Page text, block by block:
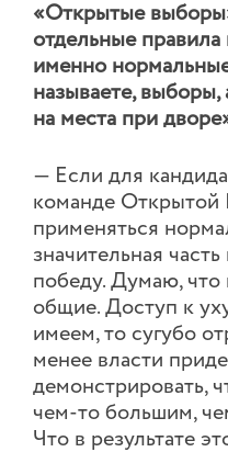
«Открытые
отдельные
именно
называете, выборы,
на места при
— Если для
команде Открытой
применяться
значительная
победу. Думаю, что
общие. Доступ к
имеем, то сугубо
менее власти
демонстрировать,
чем-то большим,
Что в результате